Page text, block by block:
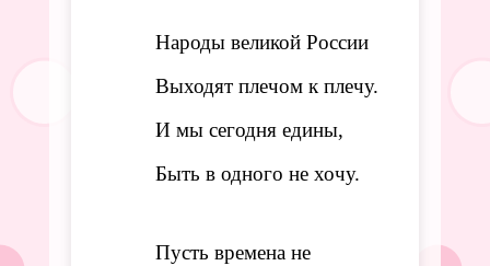
Народы великой России
Выходят плечом к плечу.
И мы сегодня едины,
Быть в одного не хочу.
Пусть времена не